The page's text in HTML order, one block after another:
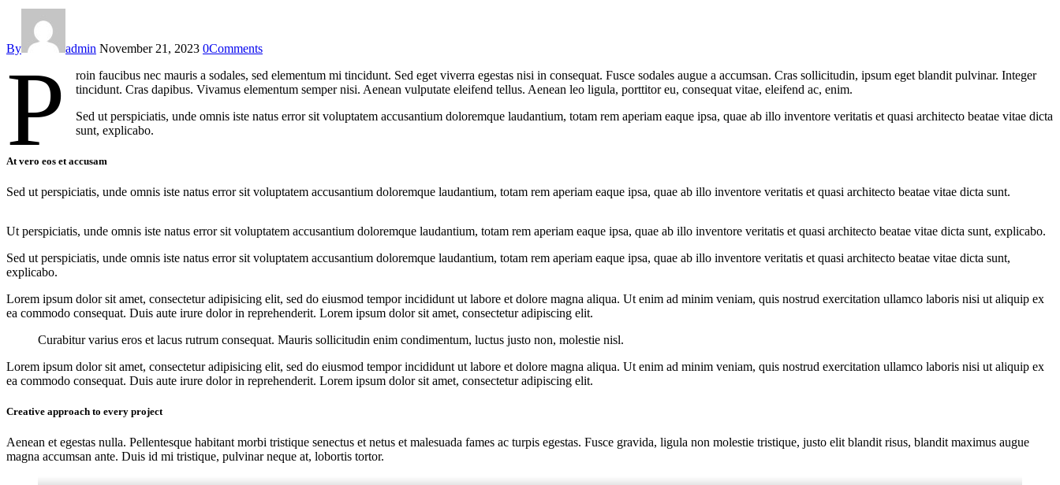
By admin November 21, 2023 0Comments
P
roin faucibus nec mauris a sodales, sed elementum mi tincidunt. Sed eget viverra egestas nisi in consequat. Fusce sodales augue a accumsan. Cras sollicitudin, ipsum eget blandit pulvinar. Integer
tincidunt. Cras dapibus. Vivamus elementum semper nisi. Aenean vulputate eleifend tellus. Aenean leo ligula, porttitor eu, consequat vitae, eleifend ac, enim.
Sed ut perspiciatis, unde omnis iste natus error sit voluptatem accusantium doloremque laudantium, totam rem aperiam eaque ipsa, quae ab illo inventore veritatis et quasi architecto beatae vitae dicta
sunt, explicabo.
At vero eos et accusam
Sed ut perspiciatis, unde omnis iste natus error sit voluptatem accusantium doloremque laudantium, totam rem aperiam eaque ipsa, quae ab illo inventore veritatis et quasi architecto beatae vitae dicta sunt.
Ut perspiciatis, unde omnis iste natus error sit voluptatem accusantium doloremque laudantium, totam rem aperiam eaque ipsa, quae ab illo inventore veritatis et quasi architecto beatae vitae dicta sunt, explicabo.
Sed ut perspiciatis, unde omnis iste natus error sit voluptatem accusantium doloremque laudantium, totam rem aperiam eaque ipsa, quae ab illo inventore veritatis et quasi architecto beatae vitae dicta sunt,
explicabo.
Lorem ipsum dolor sit amet, consectetur adipisicing elit, sed do eiusmod tempor incididunt ut labore et dolore magna aliqua. Ut enim ad minim veniam, quis nostrud exercitation ullamco laboris nisi ut aliquip ex
ea commodo consequat. Duis aute irure dolor in reprehenderit. Lorem ipsum dolor sit amet, consectetur adipiscing elit.
Curabitur varius eros et lacus rutrum consequat. Mauris sollicitudin enim condimentum, luctus justo non, molestie nisl.
Lorem ipsum dolor sit amet, consectetur adipisicing elit, sed do eiusmod tempor incididunt ut labore et dolore magna aliqua. Ut enim ad minim veniam, quis nostrud exercitation ullamco laboris nisi ut aliquip ex
ea commodo consequat. Duis aute irure dolor in reprehenderit. Lorem ipsum dolor sit amet, consectetur adipiscing elit.
Creative approach to every project
Aenean et egestas nulla. Pellentesque habitant morbi tristique senectus et netus et malesuada fames ac turpis egestas. Fusce gravida, ligula non molestie tristique, justo elit blandit risus, blandit maximus augue
magna accumsan ante. Duis id mi tristique, pulvinar neque at, lobortis tortor.